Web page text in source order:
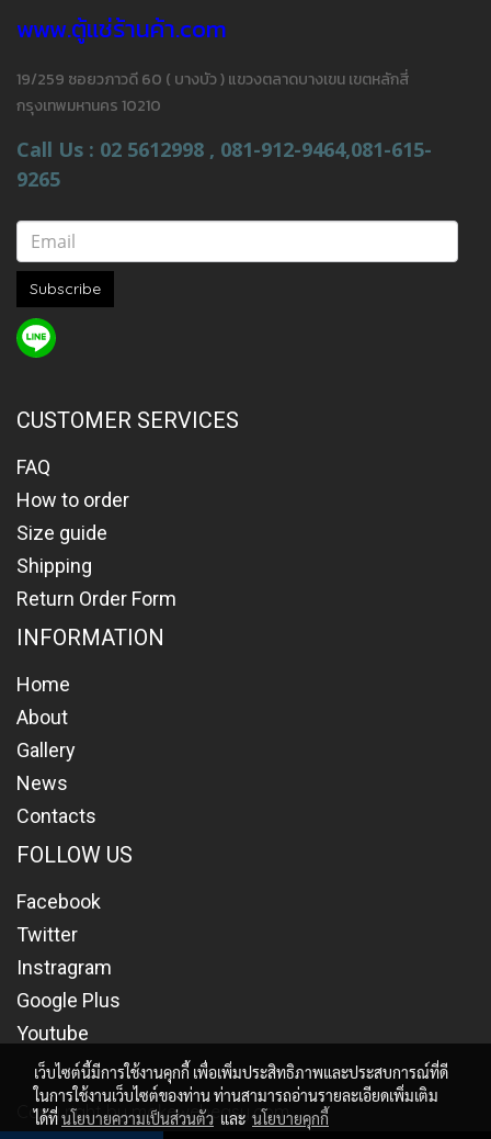
www.ตู้แช่ร้านค้า.com
19/259 ซอยวภาวดี 60 ( บางบัว ) แขวงตลาดบางเขน เขตหลักสี่
กรุงเทพมหานคร 10210
Call Us : 02 5612998 , 081-912-9464,081-615-
9265
Subscribe
CUSTOMER SERVICES
FAQ
How to order
Size guide
Shipping
Return Order Form
INFORMATION
Home
About
Gallery
News
Contacts
FOLLOW US
Facebook
Twitter
Instragram
Google Plus
Youtube
Copy right by makewebeasy.com
เว็บไซต์นี้มีการใช้งานคุกกี้ เพื่อเพิ่มประสิทธิภาพและประสบการณ์ที่ดี
ในการใช้งานเว็บไซต์ของท่าน ท่านสามารถอ่านรายละเอียดเพิ่มเติม
ได้ที่นโยบายความเป็นส่วนตัว และ นโยบายคุกกี้